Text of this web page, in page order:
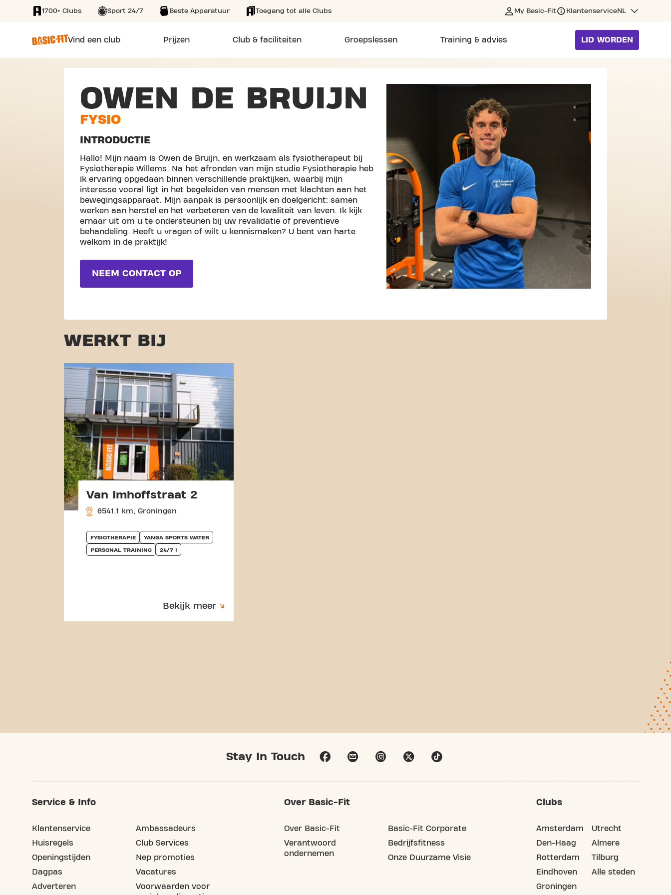
SKIP TO MAIN CONTENT
1700+ Clubs Sport 24/7 Beste Apparatuur Toegang tot alle Clubs My Basic-Fit KlantenserviceNL
Vind een club Prijzen Club & faciliteiten Groepslessen Training & advies LID WORDEN
OWEN DE BRUIJN
FYSIO
INTRODUCTIE
Hallo! Mijn naam is Owen de Bruijn, en werkzaam als fysiotherapeut bij
Fysiotherapie Willems. Na het afronden van mijn studie Fysiotherapie heb
ik ervaring opgedaan binnen verschillende praktijken, waarbij mijn
interesse vooral ligt in het begeleiden van mensen met klachten aan het
bewegingsapparaat. Mijn aanpak is persoonlijk en doelgericht: samen
werken aan herstel en het verbeteren van de kwaliteit van leven. Ik kijk
ernaar uit om u te ondersteunen bij uw revalidatie of preventieve
behandeling. Heeft u vragen of wilt u kennismaken? U bent van harte
welkom in de praktijk!
NEEM CONTACT OP
WERKT BIJ
Van Imhoffstraat 2
6541.1 km, Groningen
FYSIOTHERAPIE YANGA SPORTS WATER
PERSONAL TRAINING 24/7 !
Bekijk meer
Stay In Touch
Service & Info
Klantenservice
Huisregels
Openingstijden
Dagpas
Adverteren
Ambassadeurs
Club Services
Nep promoties
Vacatures
Voorwaarden voor
Over Basic-Fit
Over Basic-Fit
Verantwoord
ondernemen
Basic-Fit Corporate
Bedrijfsfitness
Onze Duurzame Visie
Clubs
Amsterdam
Den-Haag
Rotterdam
Eindhoven
Groningen
Utrecht
Almere
Tilburg
Alle steden